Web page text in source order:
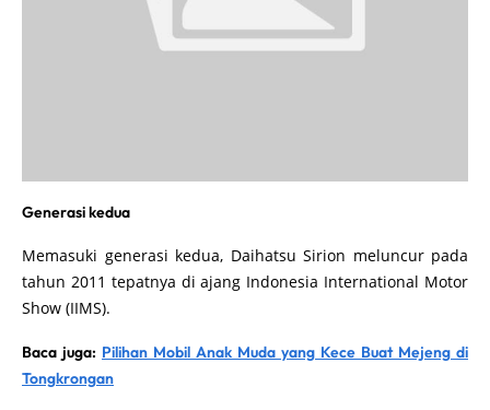
Generasi kedua
Memasuki generasi kedua, Daihatsu Sirion meluncur pada
tahun 2011 tepatnya di ajang Indonesia International Motor
Show (IIMS).
Baca juga: Pilihan Mobil Anak Muda yang Kece Buat Mejeng di
Tongkrongan